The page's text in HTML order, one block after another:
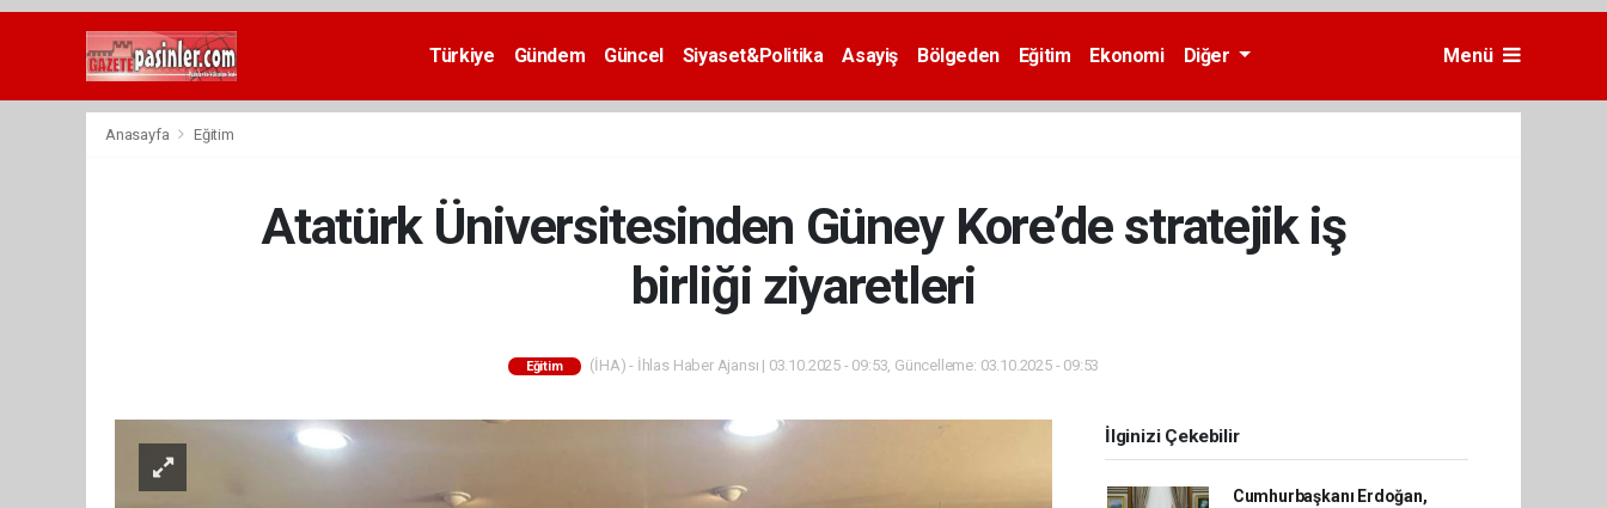
Deneme
Türkiye Gündem Güncel Siyaset&Politika Asayiş Bölgeden Eğitim Ekonomi Diğer Menü
Anasayfa Eğitim
Atatürk Üniversitesinden Güney Kore’de stratejik iş
birliği ziyaretleri
Eğitim (İHA) - İhlas Haber Ajansı | 03.10.2025 - 09:53, Güncelleme: 03.10.2025 - 09:53
İlginizi Çekebilir
Cumhurbaşkanı Erdoğan,